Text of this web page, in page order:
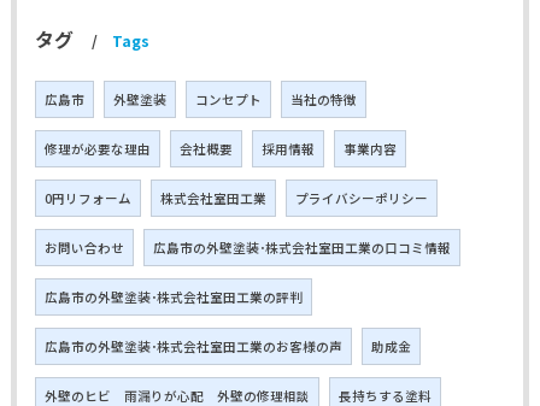
タグ Tags
広島市 外壁塗装 コンセプト 当社の特徴
修理が必要な理由 会社概要 採用情報 事業内容
0円リフォーム 株式会社室田工業 プライバシーポリシー
お問い合わせ 広島市の外壁塗装･株式会社室田工業の口コミ情報
広島市の外壁塗装･株式会社室田工業の評判
広島市の外壁塗装･株式会社室田工業のお客様の声 助成金
外壁のヒビ 雨漏りが心配 外壁の修理相談 長持ちする塗料